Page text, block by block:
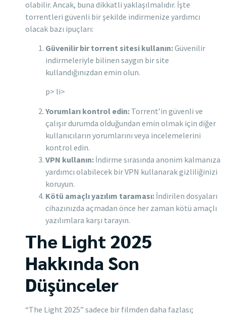
olabilir. Ancak, buna dikkatli yaklaşılmalıdır. İşte
torrentleri güvenli bir şekilde indirmenize yardımcı
olacak bazı ipuçları:
Güvenilir bir torrent sitesi kullanın:Güvenilir
indirmeleriyle bilinen saygın bir site
kullandığınızdan emin olun.
p> li>
Yorumları kontrol edin: Torrent’in güvenli ve
çalışır durumda olduğundan emin olmak için diğer
kullanıcıların yorumlarını veya incelemelerini
kontrol edin.
VPN kullanın: İndirme sırasında anonim kalmanıza
yardımcı olabilecek bir VPN kullanarak gizliliğinizi
koruyun.
Kötü amaçlı yazılım taraması: İndirilen dosyaları
cihazınızda açmadan önce her zaman kötü amaçlı
yazılımlara karşı tarayın.
The Light 2025
Hakkında Son
Düşünceler
“The Light 2025” sadece bir filmden daha fazlası;